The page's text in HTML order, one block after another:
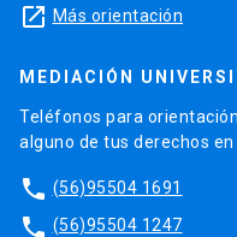
launch Más orientación
MEDIACIÓN
Teléfonos para
alguno de tus derechos en
phone (56)95504 1691
phone (56)95504 1247